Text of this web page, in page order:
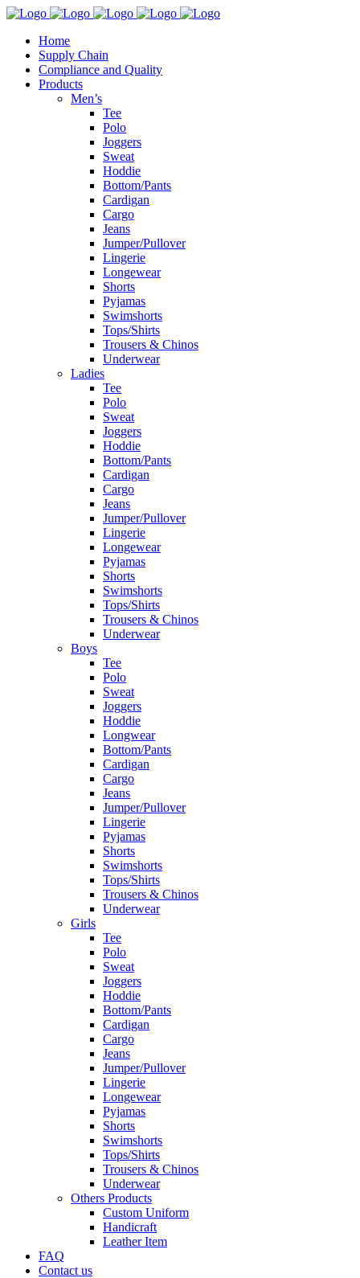
Home
Supply Chain
Compliance and Quality
Products
Men’s
Tee
Polo
Joggers
Sweat
Hoddie
Bottom/Pants
Cardigan
Cargo
Jeans
Jumper/Pullover
Lingerie
Longewear
Shorts
Pyjamas
Swimshorts
Tops/Shirts
Trousers & Chinos
Underwear
Ladies
Tee
Polo
Sweat
Joggers
Hoddie
Bottom/Pants
Cardigan
Cargo
Jeans
Jumper/Pullover
Lingerie
Longewear
Pyjamas
Shorts
Swimshorts
Tops/Shirts
Trousers & Chinos
Underwear
Boys
Tee
Polo
Sweat
Joggers
Hoddie
Longwear
Bottom/Pants
Cardigan
Cargo
Jeans
Jumper/Pullover
Lingerie
Pyjamas
Shorts
Swimshorts
Tops/Shirts
Trousers & Chinos
Underwear
Girls
Tee
Polo
Sweat
Joggers
Hoddie
Bottom/Pants
Cardigan
Cargo
Jeans
Jumper/Pullover
Lingerie
Longewear
Pyjamas
Shorts
Swimshorts
Tops/Shirts
Trousers & Chinos
Underwear
Others Products
Custom Uniform
Handicraft
Leather Item
FAQ
Contact us